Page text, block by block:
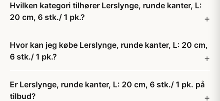
Hvilken kategori tilhører Lerslynge, runde kanter, L:
20 cm, 6 stk./ 1 pk.?
Hvor kan jeg købe Lerslynge, runde kanter, L: 20 cm,
6 stk./ 1 pk.?
Er Lerslynge, runde kanter, L: 20 cm, 6 stk./ 1 pk. på
tilbud?